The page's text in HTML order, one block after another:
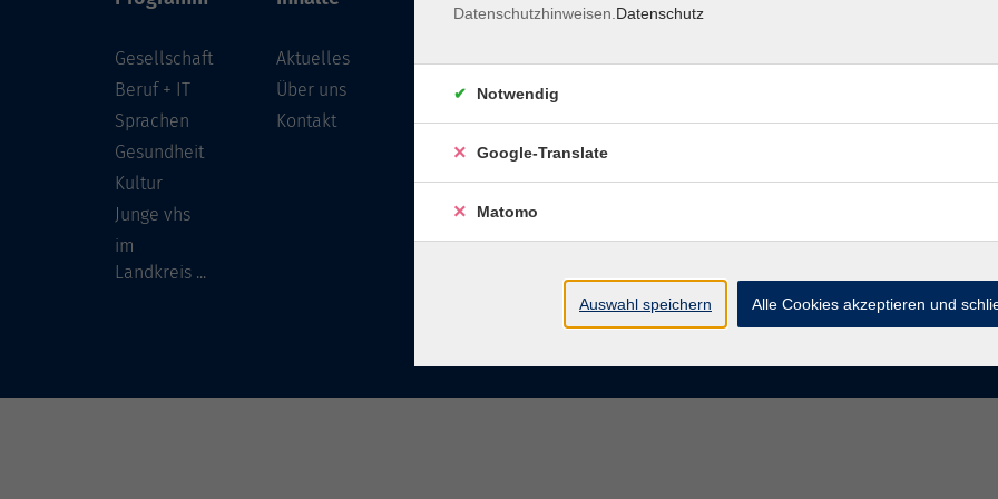
Gesellschaft
Beruf + IT
Sprachen
Gesundheit
Kultur
Junge vhs
im
Landkreis ...
Aktuelles
Über uns
Kontakt
96450 Coburg
info@vhs-coburg.de
Tel: 09561 8825-0
Datenschutzhinweisen. Datenschutz
Notwendig
Google-Translate
Matomo
Auswahl speichern Alle Cookies akzeptieren und